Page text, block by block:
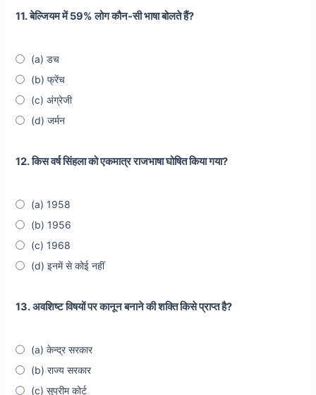
11. बेल्जियम में 59% लोग कौन-सी भाषा बोलते हैं?
(a) डच
(b) फ्रेंच
(c) अंग्रेजी
(d) जर्मन
12. किस वर्ष सिंहला को एकमात्र राजभाषा घोषित किया गया?
(a) 1958
(b) 1956
(c) 1968
(d) इनमें से कोई नहीं
13. अवशिष्ट विषयों पर कानून बनाने की शक्ति किसे प्राप्त है?
(a) केन्द्र सरकार
(b) राज्य सरकार
(c) सुप्रीम कोर्ट